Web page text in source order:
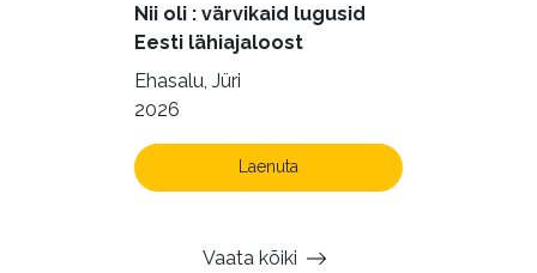
Nii oli : värvikaid lugusid
Eesti lähiajaloost
Ehasalu, Jüri
2026
Laenuta
Vaata kõiki